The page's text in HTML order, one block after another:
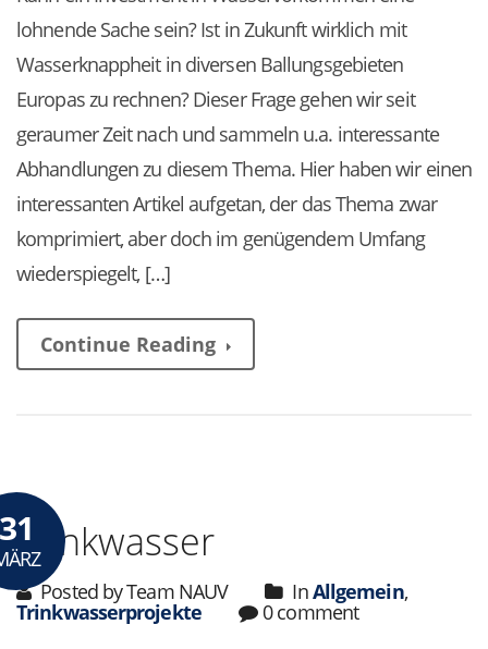
lohnende Sache sein? Ist in Zukunft wirklich mit
Wasserknappheit in diversen Ballungsgebieten
Europas zu rechnen? Dieser Frage gehen wir seit
geraumer Zeit nach und sammeln u.a. interessante
Abhandlungen zu diesem Thema. Hier haben wir einen
interessanten Artikel aufgetan, der das Thema zwar
komprimiert, aber doch im genügendem Umfang
wiederspiegelt, […]
Continue Reading
Trinkwasser
Posted by Team NAUV InAllgemein,
Trinkwasserprojekte 0 comment